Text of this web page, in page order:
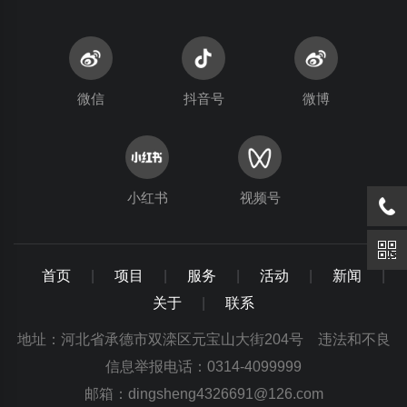
微信 抖音号 微博
小红书 视频号
首页 项目 服务 活动 新闻
关于
联系
地址：河北省承德市双滦区元宝山大街204号 违法和不良
信息举报电话：0314-4099999
邮箱：dingsheng4326691@126.com